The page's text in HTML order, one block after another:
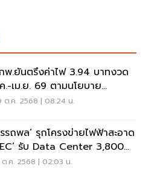
พ.ยันตรึงค่าไฟ 3.94 บาทงวด
.-เม.ย. 69 ตามนโยบาย
.พลังงานเป็นไปได้
ต.ค. 2568 | 08:24 น.
รถพล’ รุกโครงข่ายไฟฟ้าสะอาด
บ Data Center 3,800
ฯ
ต.ค. 2568 | 02:03 น.